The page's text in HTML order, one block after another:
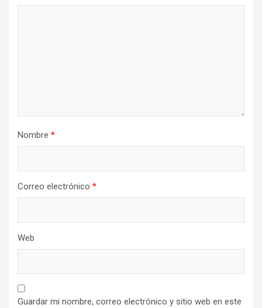
Nombre *
Correo electrónico *
Web
Guardar mi nombre, correo electrónico y sitio web en este